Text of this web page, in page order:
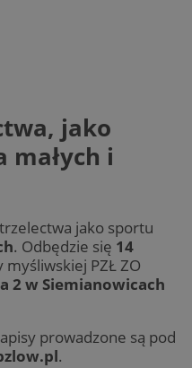
jako
małych i
jako sportu
. Odbędzie się 14
myśliwskiej PZŁ ZO
2 w Siemianowicach
prowadzone są pod
.